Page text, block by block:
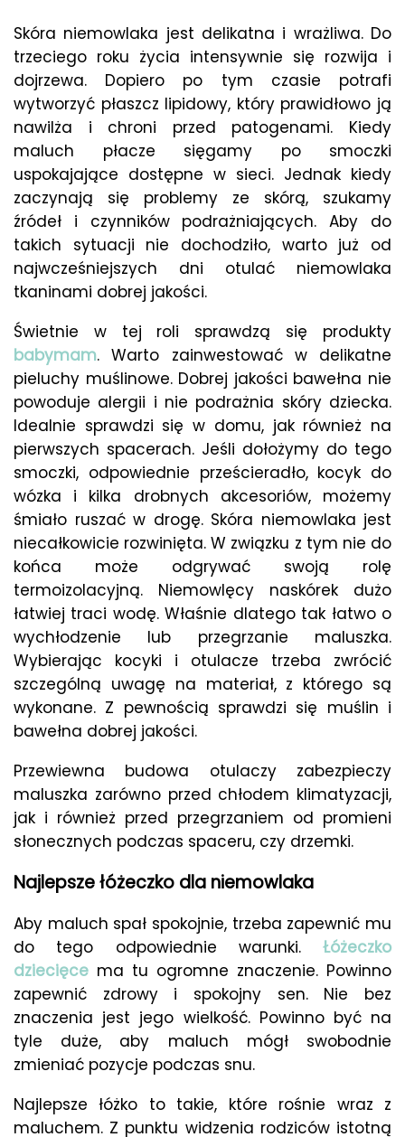
Skóra niemowlaka jest delikatna i wrażliwa. Do
trzeciego roku życia intensywnie się rozwija i
dojrzewa. Dopiero po tym czasie potrafi
wytworzyć płaszcz lipidowy, który prawidłowo ją
nawilża i chroni przed patogenami. Kiedy
maluch płacze sięgamy po smoczki
uspokajające dostępne w sieci. Jednak kiedy
zaczynają się problemy ze skórą, szukamy
źródeł i czynników podrażniających. Aby do
takich sytuacji nie dochodziło, warto już od
najwcześniejszych dni otulać niemowlaka
tkaninami dobrej jakości.
Świetnie w tej roli sprawdzą się produkty
babymam. Warto zainwestować w delikatne
pieluchy muślinowe. Dobrej jakości bawełna nie
powoduje alergii i nie podrażnia skóry dziecka.
Idealnie sprawdzi się w domu, jak również na
pierwszych spacerach. Jeśli dołożymy do tego
smoczki, odpowiednie prześcieradło, kocyk do
wózka i kilka drobnych akcesoriów, możemy
śmiało ruszać w drogę. Skóra niemowlaka jest
niecałkowicie rozwinięta. W związku z tym nie do
końca może odgrywać swoją rolę
termoizolacyjną. Niemowlęcy naskórek dużo
łatwiej traci wodę. Właśnie dlatego tak łatwo o
wychłodzenie lub przegrzanie maluszka.
Wybierając kocyki i otulacze trzeba zwrócić
szczególną uwagę na materiał, z którego są
wykonane. Z pewnością sprawdzi się muślin i
bawełna dobrej jakości.
Przewiewna budowa otulaczy zabezpieczy
maluszka zarówno przed chłodem klimatyzacji,
jak i również przed przegrzaniem od promieni
słonecznych podczas spaceru, czy drzemki.
Najlepsze łóżeczko dla niemowlaka
Aby maluch spał spokojnie, trzeba zapewnić mu
do tego odpowiednie warunki. Łóżeczko
dziecięce ma tu ogromne znaczenie. Powinno
zapewnić zdrowy i spokojny sen. Nie bez
znaczenia jest jego wielkość. Powinno być na
tyle duże, aby maluch mógł swobodnie
zmieniać pozycje podczas snu.
Najlepsze łóżko to takie, które rośnie wraz z
maluchem. Z punktu widzenia rodziców istotną